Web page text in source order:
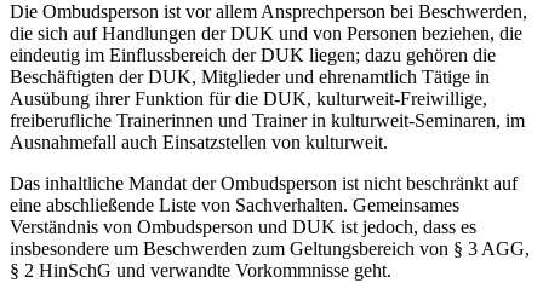
Die Ombudsperson ist vor allem Ansprechperson bei Beschwerden,
die sich auf Handlungen der DUK und von Personen beziehen, die
eindeutig im Einflussbereich der DUK liegen; dazu gehören die
Beschäftigten der DUK, Mitglieder und ehrenamtlich Tätige in
Ausübung ihrer Funktion für die DUK, kulturweit-Freiwillige,
freiberufliche Trainerinnen und Trainer in kulturweit-Seminaren, im
Ausnahmefall auch Einsatzstellen von kulturweit.
Das inhaltliche Mandat der Ombudsperson ist nicht beschränkt auf
eine abschließende Liste von Sachverhalten. Gemeinsames
Verständnis von Ombudsperson und DUK ist jedoch, dass es
insbesondere um Beschwerden zum Geltungsbereich von § 3 AGG,
§ 2 HinSchG und verwandte Vorkommnisse geht.